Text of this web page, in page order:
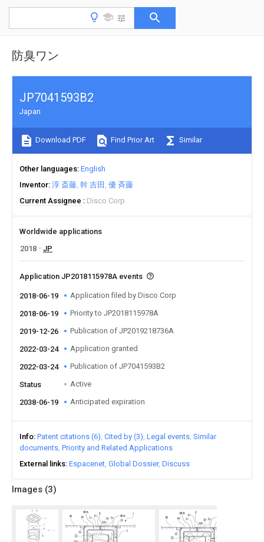
防臭ワン
Images (3)
JP7041593B2
Japan
Download PDF Find Prior Art Similar
Other languages English
Inventor 淳 斎藤 幹 吉田 優 斉藤
Current Assignee
Disco Corp
Worldwide applications
2018
JP
Application JP2018115978A events
2018-06-19 Application filed by Disco Corp
2018-06-19 Priority to JP2018115978A
2019-12-26 Publication of JP2019218736A
2022-03-24 Application granted
2022-03-24 Publication of JP7041593B2
Status Active
2038-06-19 Anticipated expiration
Info Patent citations (6) Cited by (3) Legal events Similar
documents Priority and Related Applications
External links Espacenet Global Dossier Discuss